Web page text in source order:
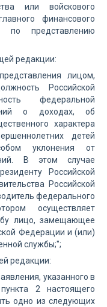
или войскового
финансового
по представлению
редакции:
лицом,
Российской
федеральной
о доходах, об
характера
детей
уклонения от
В этом случае
Российской
Российской
федерального
осуществляет
лицо, замещающее
Федерации и (или)
службы;";
редакции:
указанного в
2 настоящего
одно из следующих